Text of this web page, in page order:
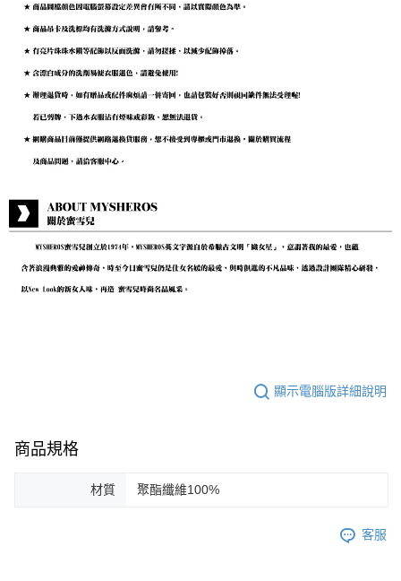
顯示電腦版詳細說明
商品規格
材質 聚酯纖維100%
客服